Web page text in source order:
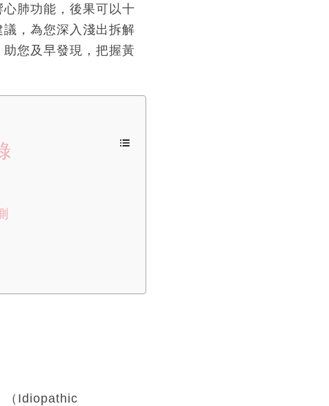
肺功能，後果可以十
，為您深入淺出拆解
您及早發現，把握黃
（Idiopathic